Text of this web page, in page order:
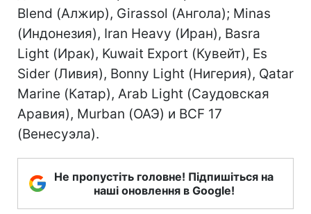
Blend (Алжир), Girassol (Ангола); Minas
(Индонезия), Iran Heavy (Иран), Basra
Light (Ирак), Kuwait Export (Кувейт), Es
Sider (Ливия), Bonny Light (Нигерия), Qatar
Marine (Катар), Arab Light (Саудовская
Аравия), Murban (ОАЭ) и BCF 17
(Венесуэла).
Не пропустіть головне! Підпишіться на
наші оновлення в Google!